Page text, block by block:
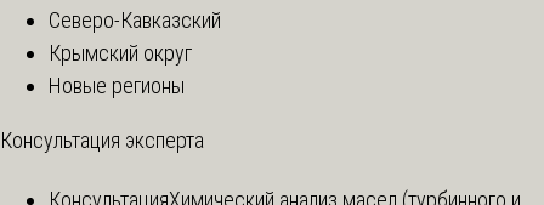
Северо-Кавказский
Крымский округ
Новые регионы
Консультация эксперта
КонсультацияХимический анализ масел (турбинного и